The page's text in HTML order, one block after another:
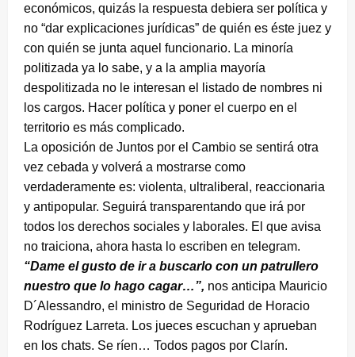
económicos, quizás la respuesta debiera ser política y
no “dar explicaciones jurídicas” de quién es éste juez y
con quién se junta aquel funcionario. La minoría
politizada ya lo sabe, y a la amplia mayoría
despolitizada no le interesan el listado de nombres ni
los cargos. Hacer política y poner el cuerpo en el
territorio es más complicado.
La oposición de Juntos por el Cambio se sentirá otra
vez cebada y volverá a mostrarse como
verdaderamente es: violenta, ultraliberal, reaccionaria
y antipopular. Seguirá transparentando que irá por
todos los derechos sociales y laborales. El que avisa
no traiciona, ahora hasta lo escriben en telegram.
“Dame el gusto de ir a buscarlo con un patrullero
nuestro que lo hago cagar…”, nos anticipa Mauricio
D´Alessandro, el ministro de Seguridad de Horacio
Rodríguez Larreta. Los jueces escuchan y aprueban
en los chats. Se ríen… Todos pagos por Clarín.